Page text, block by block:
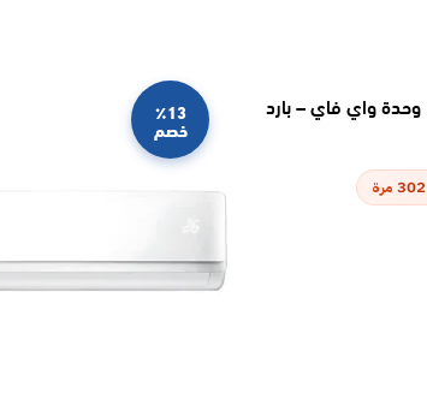
مكيف ماندو سبليت 18000 وحدة واي فاي – بارد
302 مرة
٪13
خصم